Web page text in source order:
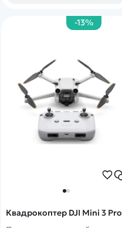
-13%
Квадрокоптер DJI Mini 3 Pro